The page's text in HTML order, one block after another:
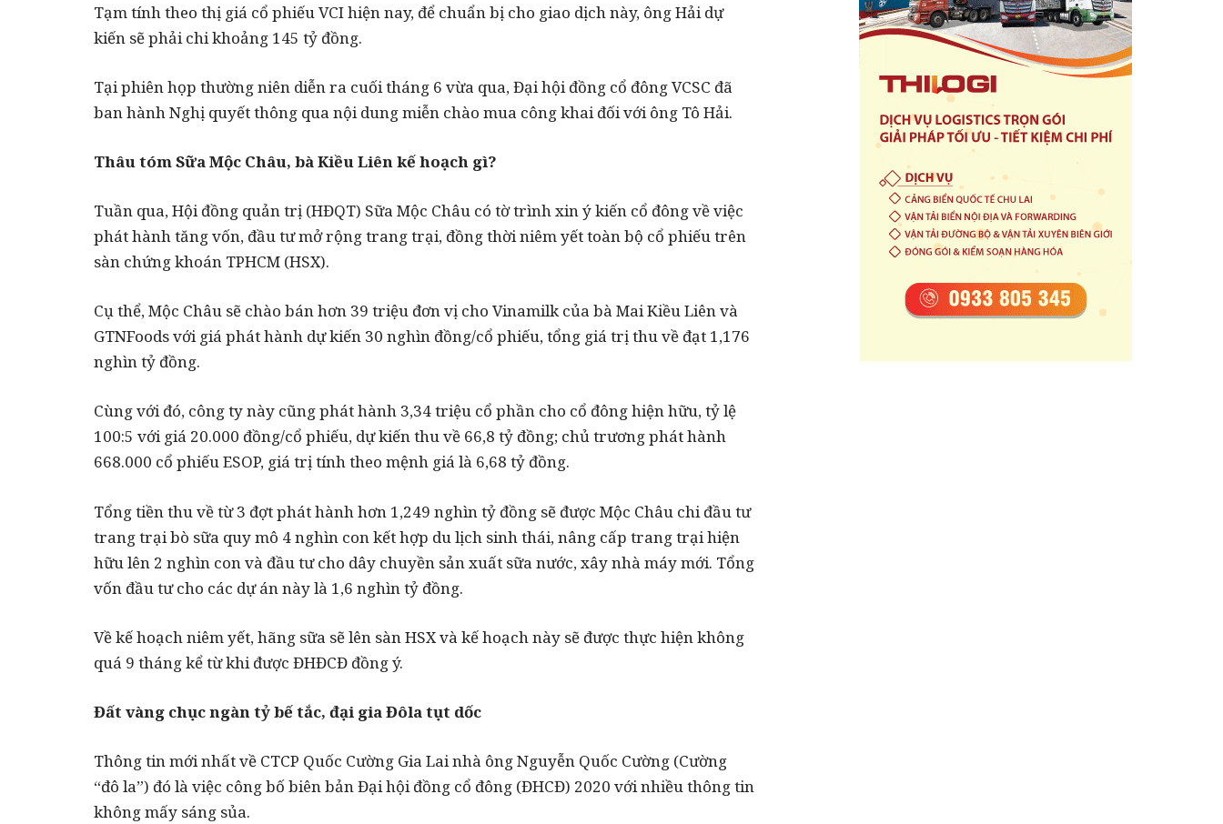
Tạm tính theo thị giá cổ phiếu VCI hiện nay, để chuẩn bị cho giao dịch này, ông Hải dự
kiến sẽ phải chi khoảng 145 tỷ đồng.
Tại phiên họp thường niên diễn ra cuối tháng 6 vừa qua, Đại hội đồng cổ đông VCSC đã
ban hành Nghị quyết thông qua nội dung miễn chào mua công khai đối với ông Tô Hải.
Thâu tóm Sữa Mộc Châu, bà Kiều Liên kế hoạch gì?
Tuần qua, Hội đồng quản trị (HĐQT) Sữa Mộc Châu có tờ trình xin ý kiến cổ đông về việc
phát hành tăng vốn, đầu tư mở rộng trang trại, đồng thời niêm yết toàn bộ cổ phiếu trên
sàn chứng khoán TPHCM (HSX).
Cụ thể, Mộc Châu sẽ chào bán hơn 39 triệu đơn vị cho Vinamilk của bà Mai Kiều Liên và
GTNFoods với giá phát hành dự kiến 30 nghìn đồng/cổ phiếu, tổng giá trị thu về đạt 1,176
nghìn tỷ đồng.
Cùng với đó, công ty này cũng phát hành 3,34 triệu cổ phần cho cổ đông hiện hữu, tỷ lệ
100:5 với giá 20.000 đồng/cổ phiếu, dự kiến thu về 66,8 tỷ đồng; chủ trương phát hành
668.000 cổ phiếu ESOP, giá trị tính theo mệnh giá là 6,68 tỷ đồng.
Tổng tiền thu về từ 3 đợt phát hành hơn 1,249 nghìn tỷ đồng sẽ được Mộc Châu chi đầu tư
trang trại bò sữa quy mô 4 nghìn con kết hợp du lịch sinh thái, nâng cấp trang trại hiện
hữu lên 2 nghìn con và đầu tư cho dây chuyền sản xuất sữa nước, xây nhà máy mới. Tổng
vốn đầu tư cho các dự án này là 1,6 nghìn tỷ đồng.
Về kế hoạch niêm yết, hãng sữa sẽ lên sàn HSX và kế hoạch này sẽ được thực hiện không
quá 9 tháng kể từ khi được ĐHĐCĐ đồng ý.
Đất vàng chục ngàn tỷ bế tắc, đại gia Đôla tụt dốc
Thông tin mới nhất về CTCP Quốc Cường Gia Lai nhà ông Nguyễn Quốc Cường (Cường
“đô la”) đó là việc công bố biên bản Đại hội đồng cổ đông (ĐHCĐ) 2020 với nhiều thông tin
không mấy sáng sủa.